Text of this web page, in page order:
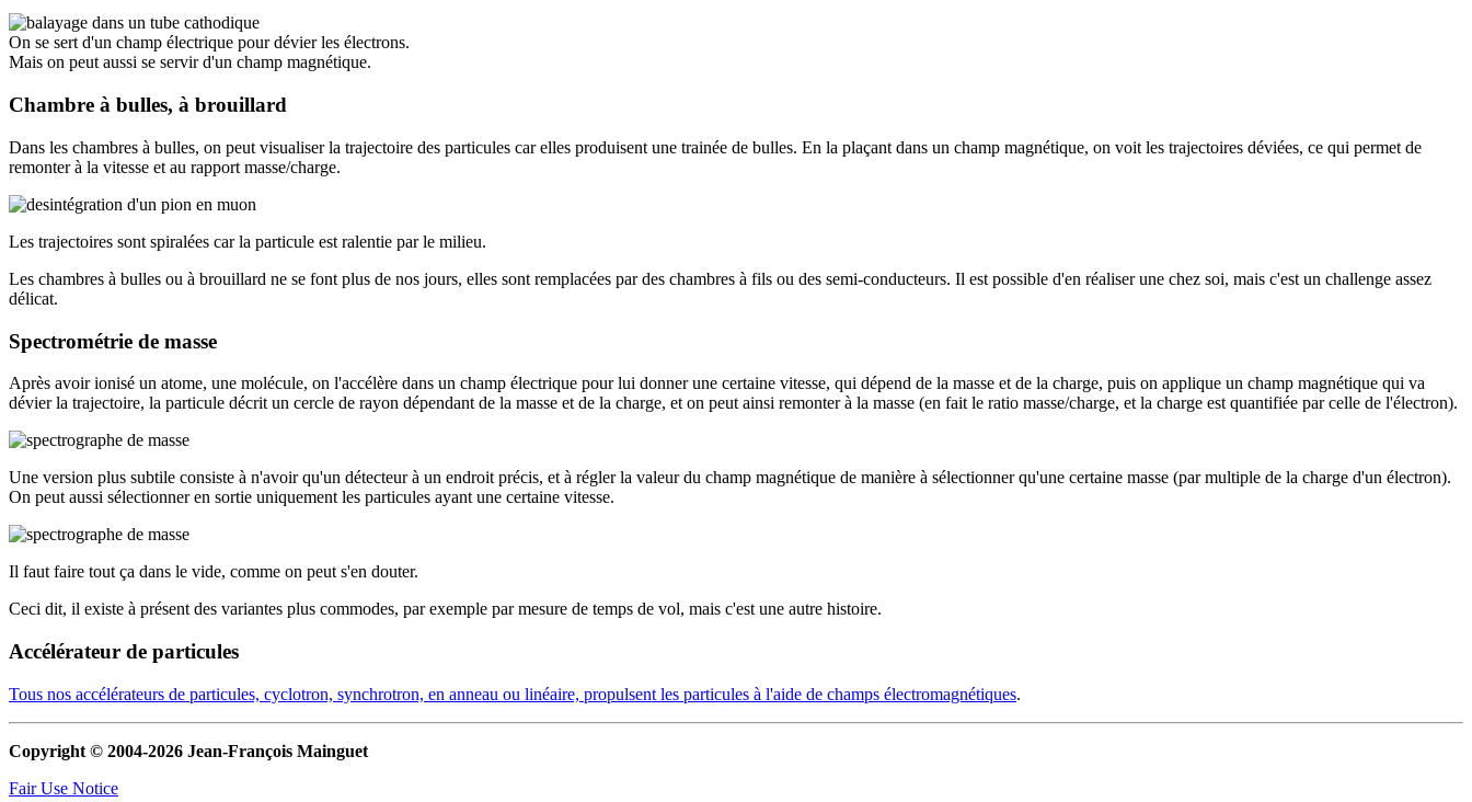
On se sert d'un champ électrique pour dévier les électrons.
Mais on peut aussi se servir d'un champ magnétique.
Chambre à bulles, à brouillard
Dans les chambres à bulles, on peut visualiser la trajectoire des particules car elles produisent une trainée de bulles. En la plaçant dans un champ magnétique, on voit les trajectoires déviées, ce qui permet de
remonter à la vitesse et au rapport masse/charge.
Les trajectoires sont spiralées car la particule est ralentie par le milieu.
Les chambres à bulles ou à brouillard ne se font plus de nos jours, elles sont remplacées par des chambres à fils ou des semi-conducteurs. Il est possible d'en réaliser une chez soi, mais c'est un challenge assez
délicat.
Spectrométrie de masse
Après avoir ionisé un atome, une molécule, on l'accélère dans un champ électrique pour lui donner une certaine vitesse, qui dépend de la masse et de la charge, puis on applique un champ magnétique qui va
dévier la trajectoire, la particule décrit un cercle de rayon dépendant de la masse et de la charge, et on peut ainsi remonter à la masse (en fait le ratio masse/charge, et la charge est quantifiée par celle de l'électron).
Une version plus subtile consiste à n'avoir qu'un détecteur à un endroit précis, et à régler la valeur du champ magnétique de manière à sélectionner qu'une certaine masse (par multiple de la charge d'un électron).
On peut aussi sélectionner en sortie uniquement les particules ayant une certaine vitesse.
Il faut faire tout ça dans le vide, comme on peut s'en douter.
Ceci dit, il existe à présent des variantes plus commodes, par exemple par mesure de temps de vol, mais c'est une autre histoire.
Accélérateur de particules
Tous nos accélérateurs de particules, cyclotron, synchrotron, en anneau ou linéaire, propulsent les particules à l'aide de champs électromagnétiques.
Copyright © 2004-2026 Jean-François Mainguet
Fair Use Notice